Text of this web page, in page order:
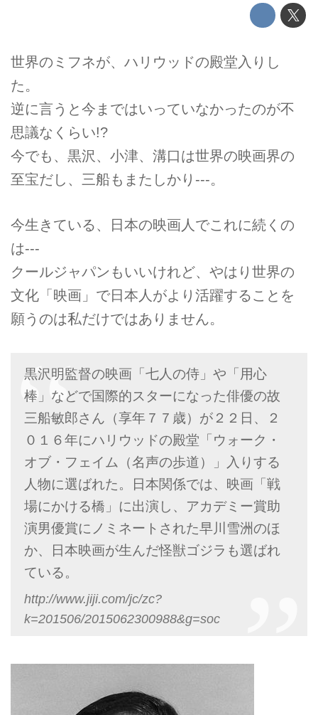
世界のミフネが、ハリウッドの殿堂入りし
た。
逆に言うと今まではいっていなかったのが不
思議なくらい!?
今でも、黒沢、小津、溝口は世界の映画界の
至宝だし、三船もまたしかり---。
今生きている、日本の映画人でこれに続くの
は---
クールジャパンもいいけれど、やはり世界の
文化「映画」で日本人がより活躍することを
願うのは私だけではありません。
黒沢明監督の映画「七人の侍」や「用心
棒」などで国際的スターになった俳優の故
三船敏郎さん（享年７７歳）が２２日、２
０１６年にハリウッドの殿堂「ウォーク・
オブ・フェイム（名声の歩道）」入りする
人物に選ばれた。日本関係では、映画「戦
場にかける橋」に出演し、アカデミー賞助
演男優賞にノミネートされた早川雪洲のほ
か、日本映画が生んだ怪獣ゴジラも選ばれ
ている。
http://www.jiji.com/jc/zc?
k=201506/2015062300988&g=soc